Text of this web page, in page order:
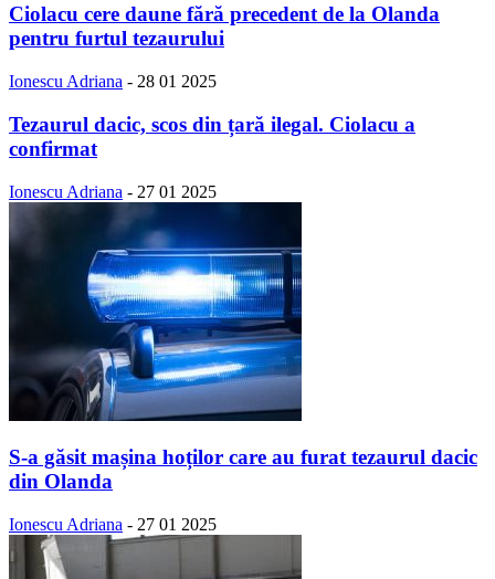
Ciolacu cere daune fără precedent de la Olanda
pentru furtul tezaurului
Ionescu Adriana - 28 01 2025
Tezaurul dacic, scos din țară ilegal. Ciolacu a
confirmat
Ionescu Adriana - 27 01 2025
S-a găsit mașina hoților care au furat tezaurul dacic
din Olanda
Ionescu Adriana - 27 01 2025